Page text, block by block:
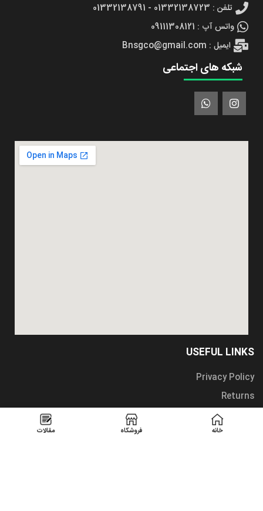
تلفن : 01332138723 - 01332138791
واتس آپ : 09111308121
ایمیل : Bnsgco@gmail.com
شبکه های اجتماعی
USEFUL LINKS
Privacy Policy
Returns
Terms & Conditions
Contact Us
خانه فروشگاه مقالات